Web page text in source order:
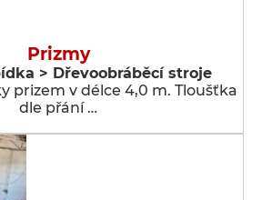
Prizmy
> Dřevoobráběcí stroje
prizem v délce 4,0 m. Tloušťka
dle přání …